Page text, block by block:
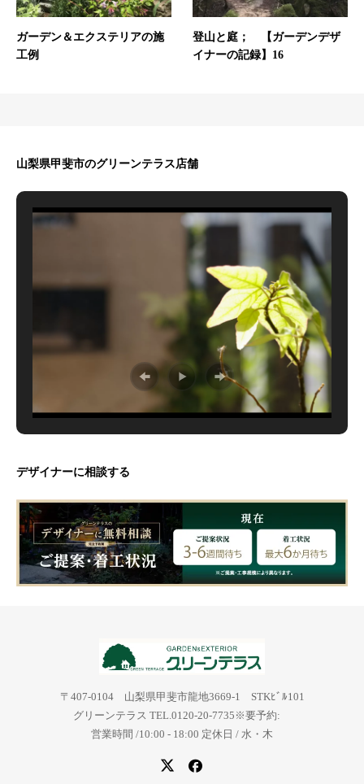
ガーデン＆エクステリアの施
工例
登山と庭； 【ガーデンデザ
イナーの記録】16
山梨県甲斐市のグリーンテラス店舗
デザイナーに相談する
〒407-0104 山梨県甲斐市龍地3669-1 STKﾋﾞﾙ101
グリーンテラス TEL.0120-20-7735※要予約:
営業時間 /10:00 - 18:00 定休日 / 水・木